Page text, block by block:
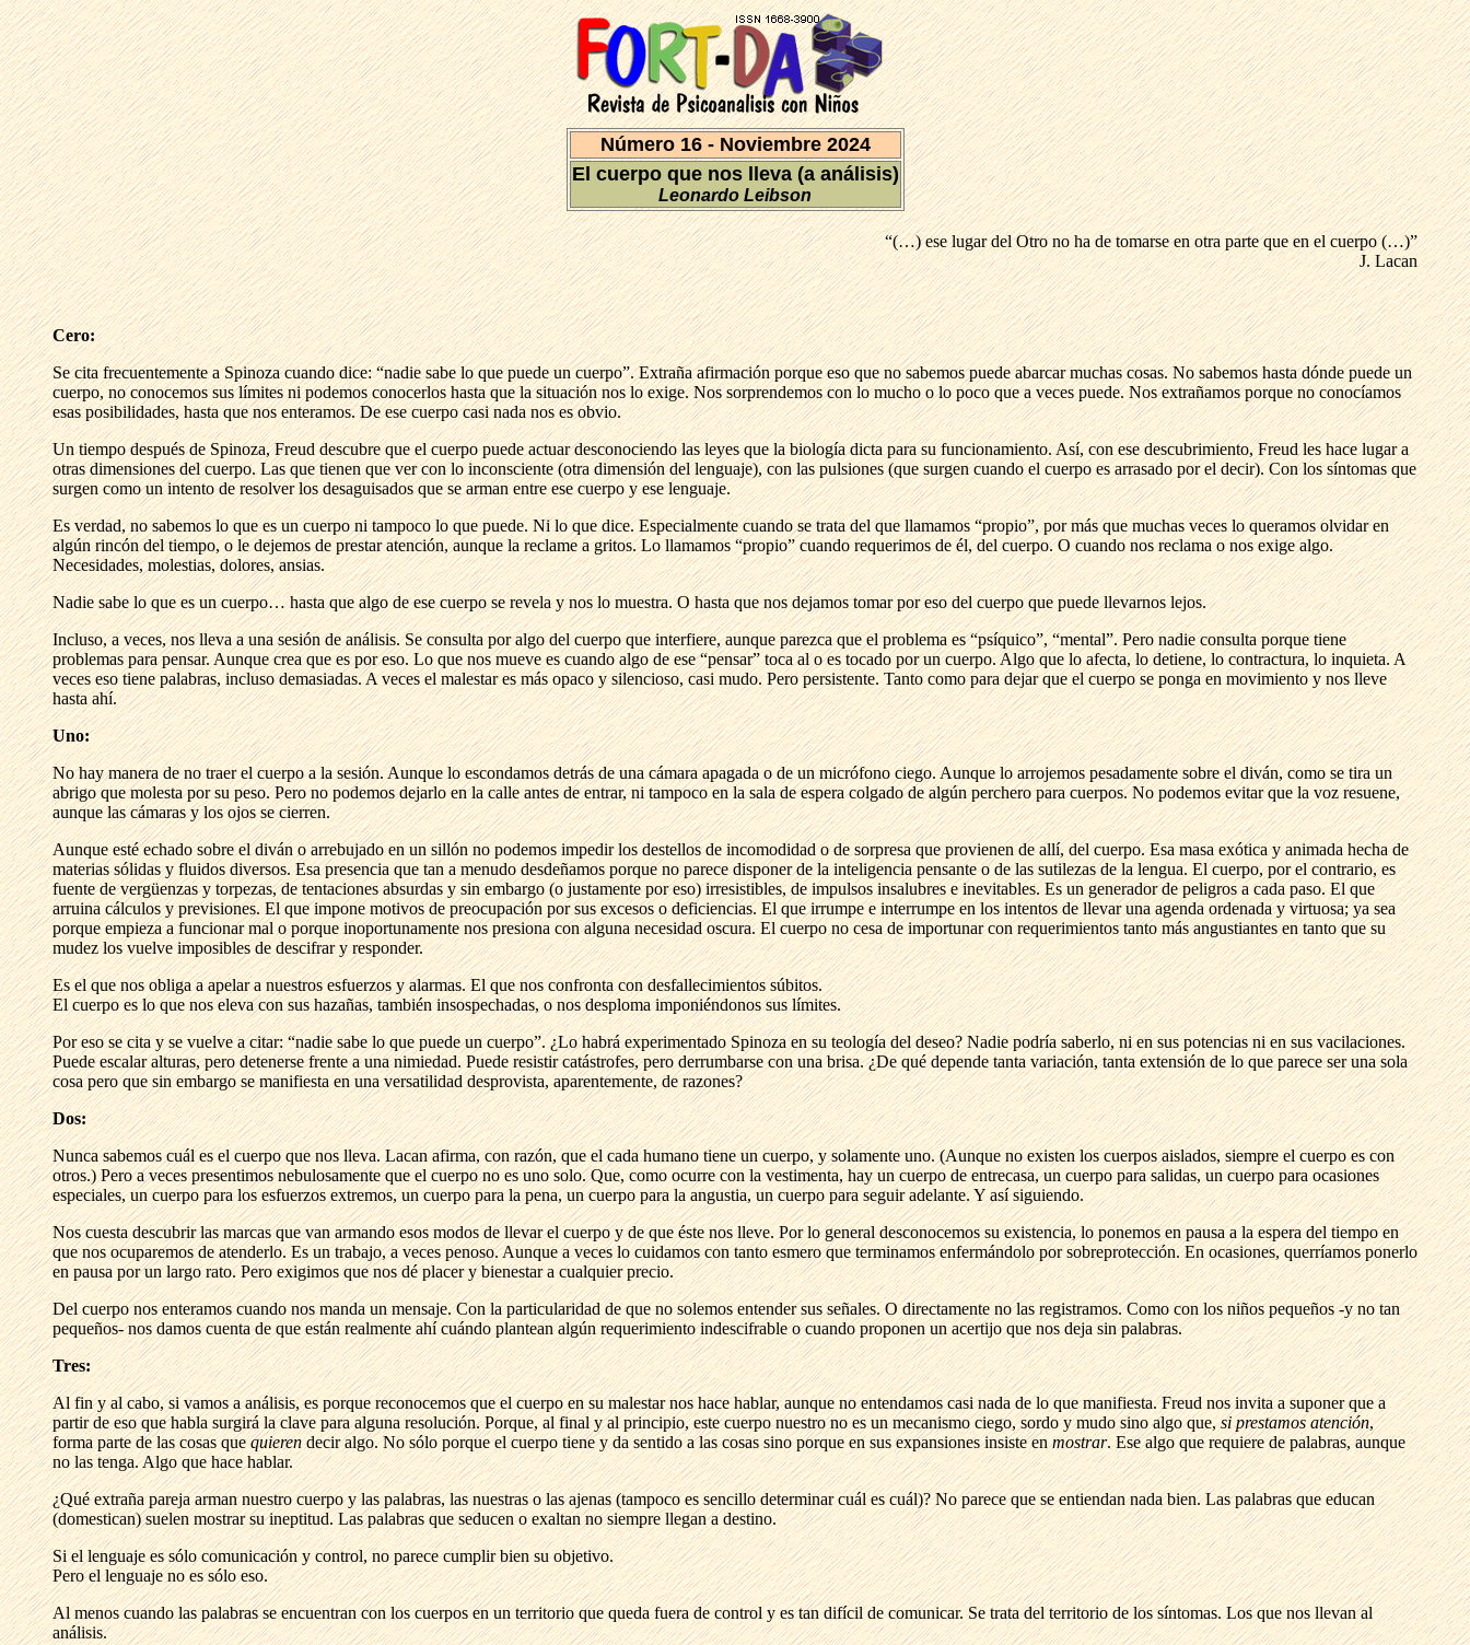
Número 16 - Noviembre 2024
El cuerpo que nos lleva (a análisis)
Leonardo Leibson
“(…) ese lugar del Otro no ha de tomarse en otra parte que en el cuerpo (…)”
J. Lacan
Cero:
Se cita frecuentemente a Spinoza cuando dice: “nadie sabe lo que puede un cuerpo”. Extraña afirmación porque eso que no sabemos puede abarcar muchas cosas. No sabemos hasta dónde puede un
cuerpo, no conocemos sus límites ni podemos conocerlos hasta que la situación nos lo exige. Nos sorprendemos con lo mucho o lo poco que a veces puede. Nos extrañamos porque no conocíamos
esas posibilidades, hasta que nos enteramos. De ese cuerpo casi nada nos es obvio.
Un tiempo después de Spinoza, Freud descubre que el cuerpo puede actuar desconociendo las leyes que la biología dicta para su funcionamiento. Así, con ese descubrimiento, Freud les hace lugar a
otras dimensiones del cuerpo. Las que tienen que ver con lo inconsciente (otra dimensión del lenguaje), con las pulsiones (que surgen cuando el cuerpo es arrasado por el decir). Con los síntomas que
surgen como un intento de resolver los desaguisados que se arman entre ese cuerpo y ese lenguaje.
Es verdad, no sabemos lo que es un cuerpo ni tampoco lo que puede. Ni lo que dice. Especialmente cuando se trata del que llamamos “propio”, por más que muchas veces lo queramos olvidar en
algún rincón del tiempo, o le dejemos de prestar atención, aunque la reclame a gritos. Lo llamamos “propio” cuando requerimos de él, del cuerpo. O cuando nos reclama o nos exige algo.
Necesidades, molestias, dolores, ansias.
Nadie sabe lo que es un cuerpo… hasta que algo de ese cuerpo se revela y nos lo muestra. O hasta que nos dejamos tomar por eso del cuerpo que puede llevarnos lejos.
Incluso, a veces, nos lleva a una sesión de análisis. Se consulta por algo del cuerpo que interfiere, aunque parezca que el problema es “psíquico”, “mental”. Pero nadie consulta porque tiene
problemas para pensar. Aunque crea que es por eso. Lo que nos mueve es cuando algo de ese “pensar” toca al o es tocado por un cuerpo. Algo que lo afecta, lo detiene, lo contractura, lo inquieta. A
veces eso tiene palabras, incluso demasiadas. A veces el malestar es más opaco y silencioso, casi mudo. Pero persistente. Tanto como para dejar que el cuerpo se ponga en movimiento y nos lleve
hasta ahí.
Uno:
No hay manera de no traer el cuerpo a la sesión. Aunque lo escondamos detrás de una cámara apagada o de un micrófono ciego. Aunque lo arrojemos pesadamente sobre el diván, como se tira un
abrigo que molesta por su peso. Pero no podemos dejarlo en la calle antes de entrar, ni tampoco en la sala de espera colgado de algún perchero para cuerpos. No podemos evitar que la voz resuene,
aunque las cámaras y los ojos se cierren.
Aunque esté echado sobre el diván o arrebujado en un sillón no podemos impedir los destellos de incomodidad o de sorpresa que provienen de allí, del cuerpo. Esa masa exótica y animada hecha de
materias sólidas y fluidos diversos. Esa presencia que tan a menudo desdeñamos porque no parece disponer de la inteligencia pensante o de las sutilezas de la lengua. El cuerpo, por el contrario, es
fuente de vergüenzas y torpezas, de tentaciones absurdas y sin embargo (o justamente por eso) irresistibles, de impulsos insalubres e inevitables. Es un generador de peligros a cada paso. El que
arruina cálculos y previsiones. El que impone motivos de preocupación por sus excesos o deficiencias. El que irrumpe e interrumpe en los intentos de llevar una agenda ordenada y virtuosa; ya sea
porque empieza a funcionar mal o porque inoportunamente nos presiona con alguna necesidad oscura. El cuerpo no cesa de importunar con requerimientos tanto más angustiantes en tanto que su
mudez los vuelve imposibles de descifrar y responder.
Es el que nos obliga a apelar a nuestros esfuerzos y alarmas. El que nos confronta con desfallecimientos súbitos.
El cuerpo es lo que nos eleva con sus hazañas, también insospechadas, o nos desploma imponiéndonos sus límites.
Por eso se cita y se vuelve a citar: “nadie sabe lo que puede un cuerpo”. ¿Lo habrá experimentado Spinoza en su teología del deseo? Nadie podría saberlo, ni en sus potencias ni en sus vacilaciones.
Puede escalar alturas, pero detenerse frente a una nimiedad. Puede resistir catástrofes, pero derrumbarse con una brisa. ¿De qué depende tanta variación, tanta extensión de lo que parece ser una sola
cosa pero que sin embargo se manifiesta en una versatilidad desprovista, aparentemente, de razones?
Dos:
Nunca sabemos cuál es el cuerpo que nos lleva. Lacan afirma, con razón, que el cada humano tiene un cuerpo, y solamente uno. (Aunque no existen los cuerpos aislados, siempre el cuerpo es con
otros.) Pero a veces presentimos nebulosamente que el cuerpo no es uno solo. Que, como ocurre con la vestimenta, hay un cuerpo de entrecasa, un cuerpo para salidas, un cuerpo para ocasiones
especiales, un cuerpo para los esfuerzos extremos, un cuerpo para la pena, un cuerpo para la angustia, un cuerpo para seguir adelante. Y así siguiendo.
Nos cuesta descubrir las marcas que van armando esos modos de llevar el cuerpo y de que éste nos lleve. Por lo general desconocemos su existencia, lo ponemos en pausa a la espera del tiempo en
que nos ocuparemos de atenderlo. Es un trabajo, a veces penoso. Aunque a veces lo cuidamos con tanto esmero que terminamos enfermándolo por sobreprotección. En ocasiones, querríamos ponerlo
en pausa por un largo rato. Pero exigimos que nos dé placer y bienestar a cualquier precio.
Del cuerpo nos enteramos cuando nos manda un mensaje. Con la particularidad de que no solemos entender sus señales. O directamente no las registramos. Como con los niños pequeños -y no tan
pequeños- nos damos cuenta de que están realmente ahí cuándo plantean algún requerimiento indescifrable o cuando proponen un acertijo que nos deja sin palabras.
Tres:
Al fin y al cabo, si vamos a análisis, es porque reconocemos que el cuerpo en su malestar nos hace hablar, aunque no entendamos casi nada de lo que manifiesta. Freud nos invita a suponer que a
partir de eso que habla surgirá la clave para alguna resolución. Porque, al final y al principio, este cuerpo nuestro no es un mecanismo ciego, sordo y mudo sino algo que,si prestamos atención,
forma parte de las cosas quequierendecir algo. No sólo porque el cuerpo tiene y da sentido a las cosas sino porque en sus expansiones insiste enmostrar. Ese algo que requiere de palabras, aunque
no las tenga. Algo que hace hablar.
¿Qué extraña pareja arman nuestro cuerpo y las palabras, las nuestras o las ajenas (tampoco es sencillo determinar cuál es cuál)? No parece que se entiendan nada bien. Las palabras que educan
(domestican) suelen mostrar su ineptitud. Las palabras que seducen o exaltan no siempre llegan a destino.
Si el lenguaje es sólo comunicación y control, no parece cumplir bien su objetivo.
Pero el lenguaje no es sólo eso.
Al menos cuando las palabras se encuentran con los cuerpos en un territorio que queda fuera de control y es tan difícil de comunicar. Se trata del territorio de los síntomas. Los que nos llevan al
análisis.